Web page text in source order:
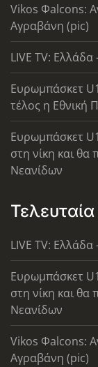
Vikos Φalcons:
Αγραβάνη (pic)
LIVE TV:
Ευρωμπάσκετ
τέλος η Εθνική
Ευρωμπάσκετ
στη νίκη και θα
Νεανίδων
LIVE TV:
Ευρωμπάσκετ
στη νίκη και θα
Νεανίδων
Vikos Φalcons:
Αγραβάνη (pic)